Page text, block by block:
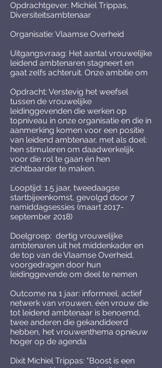
Opdrachtgever: Michiel Trippas,
Diversiteitsambtenaar
Organisatie: Vlaamse Overheid
Uitgangsvraag: Het aantal vrouwelijke
leidend ambtenaren stagneert en
gaat zelfs achteruit. Onze ambitie om
Opdracht: Verstevig het weefsel
tussen de vrouwelijke
leidinggevenden die werken op
topniveau in onze organisatie en die in
aanmerking komen voor een positie
van leidend ambtenaar, met als doel:
hen stimuleren om daadwerkelijk
voor die rol te gaan én hen
zichtbaarder te maken.
Looptijd: 1.5 jaar, tweedaagse
startbijeenkomst, gevolgd door 7
namiddagsessies (maart 2017-
september 2018)
Doelgroep: dertig vrouwelijke
ambtenaren uit het middenkader en
de top van de Vlaamse Overheid,
voorgedragen door hun
leidinggevende om deel te nemen
Outcome na 1 jaar: informeel, actief
netwerk van vrouwen, één vrouw die
tot leidend ambtenaar is benoemd,
twee anderen die gekandideerd
hebben, het vrouwenthema opnieuw
hoger op de agenda
Dixit Michiel Trippas: "Boost is een